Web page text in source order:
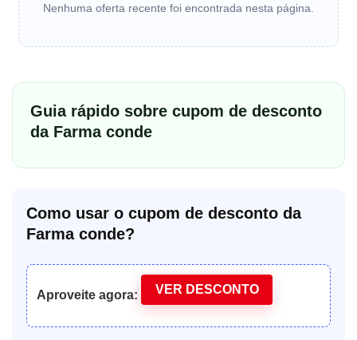
Nenhuma oferta recente foi encontrada nesta página.
Guia rápido sobre cupom de desconto
da Farma conde
Como usar o cupom de desconto da
Farma conde?
Aproveite agora: VER DESCONTO